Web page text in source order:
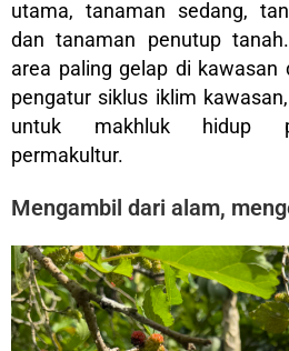
utama, tanaman sedang,
dan tanaman penutup
area paling gelap di kawasan
pengatur siklus iklim
untuk makhluk hidup
permakultur.
Mengambil dari alam,